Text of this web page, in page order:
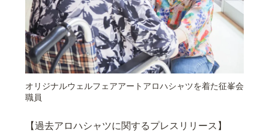
オリジナルウェルフェアアートアロハシャツを着た征峯会
職員
【過去アロハシャツに関するプレスリリース】